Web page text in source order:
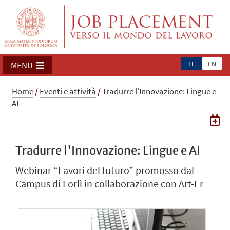
IT EN
MENU
Home/Eventi e attività /Tradurre l'Innovazione: Lingue e
AI
Tradurre l'Innovazione: Lingue e AI
Webinar “Lavori del futuro” promosso dal
Campus di Forlì in collaborazione con Art-Er